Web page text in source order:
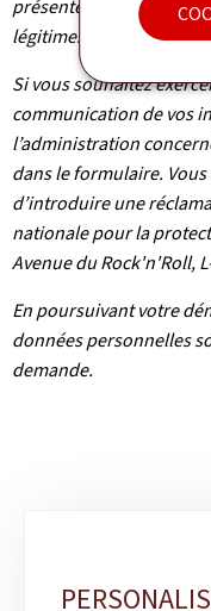
présente un caractère
légitimes, vous y
Si vous souhaitez
communication de vos
l’administration
dans le formulaire.
d’introduire une
nationale pour la
Avenue du Rock'n'Roll,
En poursuivant votre
données personnelles
demande.